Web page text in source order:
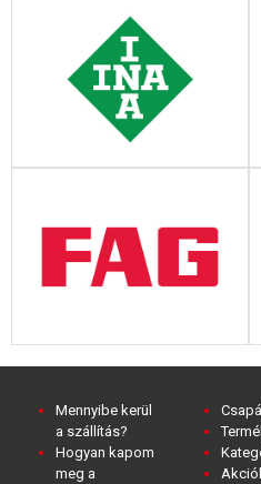
Mennyibe kerül
a szállítás?
Hogyan kapom
meg a